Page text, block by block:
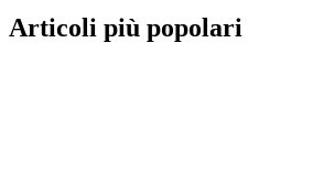
Articoli più popolari